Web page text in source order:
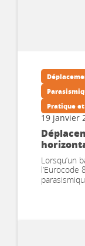
Pratique
19 janvier
Lorsqu’un